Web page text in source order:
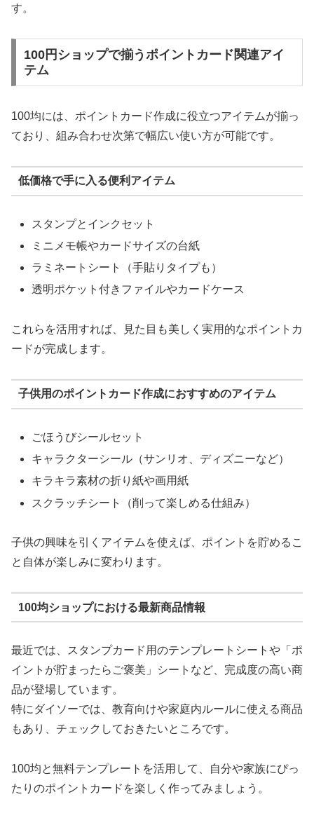
す。
100円ショップで揃うポイントカード関連アイ
テム
100均には、ポイントカード作成に役立つアイテムが揃っ
ており、組み合わせ次第で幅広い使い方が可能です。
低価格で手に入る便利アイテム
スタンプとインクセット
ミニメモ帳やカードサイズの台紙
ラミネートシート（手貼りタイプも）
透明ポケット付きファイルやカードケース
これらを活用すれば、見た目も美しく実用的なポイントカ
ードが完成します。
子供用のポイントカード作成におすすめのアイテム
ごほうびシールセット
キャラクターシール（サンリオ、ディズニーなど）
キラキラ素材の折り紙や画用紙
スクラッチシート（削って楽しめる仕組み）
子供の興味を引くアイテムを使えば、ポイントを貯めるこ
と自体が楽しみに変わります。
100均ショップにおける最新商品情報
最近では、スタンプカード用のテンプレートシートや「ポ
イントが貯まったらご褒美」シートなど、完成度の高い商
品が登場しています。
特にダイソーでは、教育向けや家庭内ルールに使える商品
もあり、チェックしておきたいところです。
100均と無料テンプレートを活用して、自分や家族にぴっ
たりのポイントカードを楽しく作ってみましょう。